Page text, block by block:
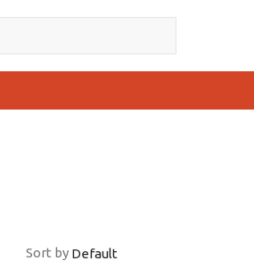
Sort by